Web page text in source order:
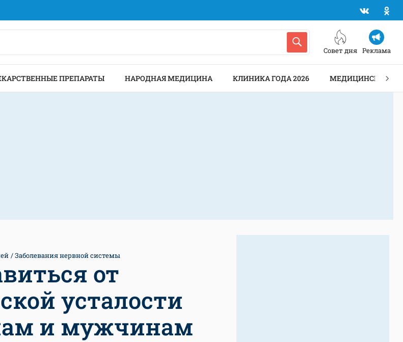
Совет дня Реклама
ПРЕПАРАТЫ НАРОДНАЯ МЕДИЦИНА КЛИНИКА ГОДА 2026 МЕДИЦИНСКИЕ
Заболевания нервной системы
от
усталости
и мужчинам